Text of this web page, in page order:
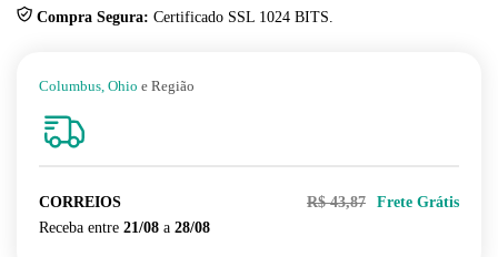
Compra Segura: Certificado SSL 1024 BITS.
Columbus, Ohio e Região
CORREIOS R$ 43,87
Frete Grátis
Receba entre 21/08 a 28/08